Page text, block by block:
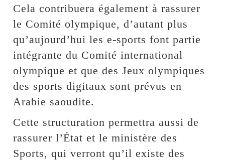
Cela contribuera également à rassurer
le Comité olympique, d’autant plus
qu’aujourd’hui les e-sports font partie
intégrante du Comité international
olympique et que des Jeux olympiques
des sports digitaux sont prévus en
Arabie saoudite.
Cette structuration permettra aussi de
rassurer l’État et le ministère des
Sports, qui verront qu’il existe des